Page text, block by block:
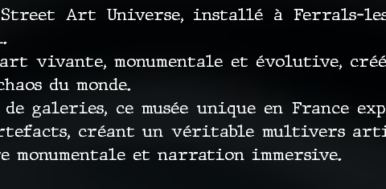
Art Universe, installé à Ferrals-
vivante, monumentale et évolutive,
du monde.
galeries, ce musée unique en France
créant un véritable multivers
monumentale et narration immersive.